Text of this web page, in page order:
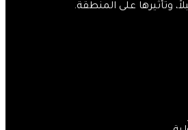
وتأثيرها على المنطقة.